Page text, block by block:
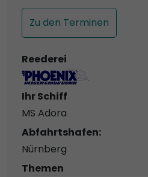
Zu den Terminen
Reederei
Ihr Schiff
MS Adora
Abfahrtshafen:
Nürnberg
Themen